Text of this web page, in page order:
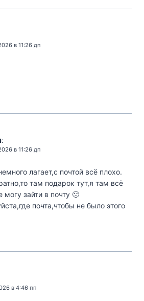
в 11:26 дп
:
в 11:26 дп
лагает,с почтой всё плохо.
там подарок тут,я там всё
зайти в почту 🙁
почта,чтобы не было этого
в 4:46 пп